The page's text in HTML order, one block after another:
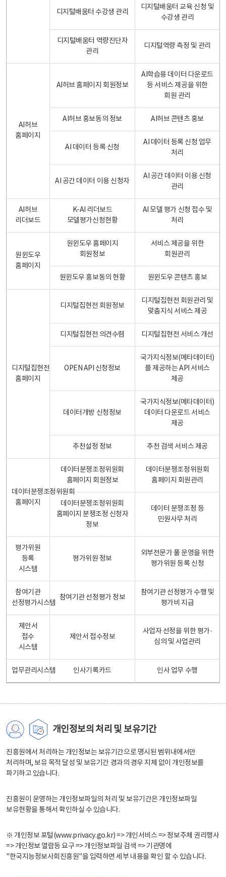
디지털배움터 수강생 관리
디지털배움터 교육 신청 및
수강생 관리
디지털배움터 역량진단자
관리
디지털역량 측정 및 관리
AI허브
홈페이지
AI허브 홈페이지 회원정보
AI학습용 데이터 다운로드
등 서비스 제공을 위한
회원 관리
AI허브 홍보동의 정보 AI허브 콘텐츠 홍보
AI 데이터 등록 신청
AI 데이터 등록 신청 업무
처리
AI 공간 데이터 이용 신청자
AI 공간 데이터 이용 신청
관리
AI허브
리더보드
K-AI 리더보드
모델평가신청현황
AI 모델 평가 신청 접수 및
처리
원윈도우
홈페이지
원윈도우 홈페이지
회원정보
서비스 제공을 위한
회원관리
원윈도우 홍보동의 현황 원윈도우 콘텐츠 홍보
디지털집현전
홈페이지
디지털집현전 회원정보
디지털집현전 회원관리 및
맞춤지식 서비스 제공
디지털집현전 의견수렴 디지털집현전 서비스 개선
OPEN API 신청정보
국가지식정보(메타데이터)
를 제공하는 API 서비스
제공
데이터개방 신청정보
국가지식정보(메타데이터)
데이터 다운로드 서비스
제공
추천설정 정보 추천 검색 서비스 제공
데이터분쟁조정위원회
홈페이지
데이터분쟁조정위원회
홈페이지 회원정보
데이터분쟁조정위원회
홈페이지 회원관리
데이터분쟁조정위원회
홈페이지 분쟁조정 신청자
정보
데이터 분쟁조정 등
민원사무 처리
평가위원
등록
시스템
평가위원 정보
외부전문가 풀 운영을 위한
평가위원 등록 신청
참여기관
선정평가시스템
참여기관 선정평가 정보
참여기관 선정평가 수행 및
평가비 지급
제안서
접수
시스템
제안서 접수정보
사업자 선정을 위한 평가·
심의 및 사업관리
업무관리시스템 인사기록카드 인사 업무 수행
개인정보의 처리 및 보유기간
진흥원에서 처리하는 개인정보는 보유기간으로 명시된 범위내에서만
처리하며, 보유 목적 달성 및 보유기간 경과의 경우 지체 없이 개인정보를
파기하고 있습니다.
진흥원이 운영하는 개인정보파일의 처리 및 보유기간은 개인정보파일
보유현황을 통해서 확인하실 수 있습니다.
※ 개인정보 포털(www.privacy.go.kr) => 개인서비스 => 정보주체 권리행사
=> 개인정보 열람등 요구 => 개인정보파일 검색 => 기관명에
"한국지능정보사회진흥원"을 입력하면 세부 내용을 확인 할 수 있습니다.